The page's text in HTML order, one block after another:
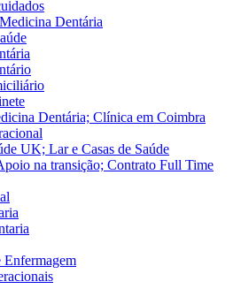
Dentária
Dentária; Clínica em Coimbra
UK; Lar e Casas de Saúde
na transição; Contrato Full Time
Enfermagem